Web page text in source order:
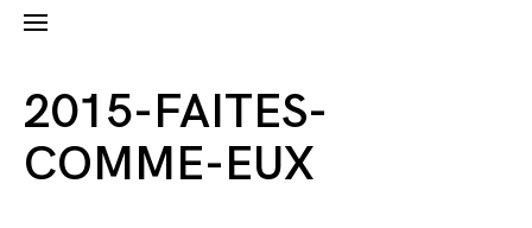
2015-FAITES-
COMME-EUX